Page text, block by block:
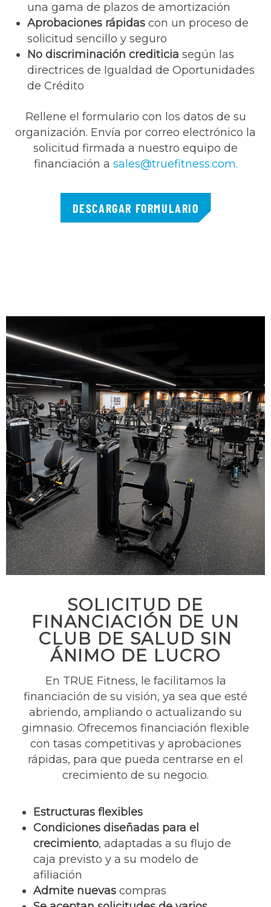
una gama de plazos de amortización
Aprobaciones rápidas con un proceso de
solicitud sencillo y seguro
No discriminación crediticia según las
directrices de Igualdad de Oportunidades
de Crédito
Rellene el formulario con los datos de su
organización. Envía por correo electrónico la
solicitud firmada a nuestro equipo de
financiación a sales@truefitness.com.
DESCARGAR FORMULARIO
SOLICITUD DE
FINANCIACIÓN DE UN
CLUB DE SALUD SIN
ÁNIMO DE LUCRO
En TRUE Fitness, le facilitamos la
financiación de su visión, ya sea que esté
abriendo, ampliando o actualizando su
gimnasio. Ofrecemos financiación flexible
con tasas competitivas y aprobaciones
rápidas, para que pueda centrarse en el
crecimiento de su negocio.
Estructuras flexibles
Condiciones diseñadas para el
crecimiento, adaptadas a su flujo de
caja previsto y a su modelo de
afiliación
Admite nuevas compras